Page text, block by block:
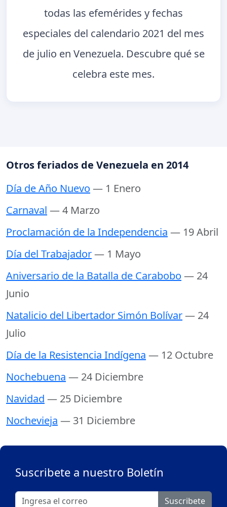
todas las efemérides y fechas
especiales del calendario 2021 del mes
de julio en Venezuela. Descubre qué se
celebra este mes.
Otros feriados de Venezuela en 2014
Día de Año Nuevo — 1 Enero
Carnaval — 4 Marzo
Proclamación de la Independencia — 19 Abril
Día del Trabajador— 1 Mayo
Aniversario de la Batalla de Carabobo — 24
Junio
Natalicio del Libertador Simón Bolívar— 24
Julio
Día de la Resistencia Indígena — 12 Octubre
Nochebuena — 24 Diciembre
Navidad — 25 Diciembre
Nochevieja — 31 Diciembre
Suscribete a nuestro Boletín
Suscribete